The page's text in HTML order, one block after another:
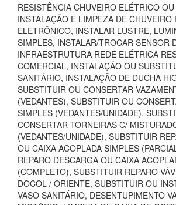
RESISTÊNCIA CHUVEIRO ELÉTRICO
INSTALAÇÃO E LIMPEZA DE CHUVEIRO
ELETRÔNICO, INSTALAR LUSTRE,
SIMPLES, INSTALAR/TROCAR SENSOR
INFRAESTRUTURA REDE ELÉTRICA
COMERCIAL, INSTALAÇÃO OU
SANITÁRIO, INSTALAÇÃO DE DUCHA
SUBSTITUIR OU CONSERTAR
(VEDANTES), SUBSTITUIR OU
SIMPLES (VEDANTES/UNIDADE),
CONSERTAR TORNEIRAS C/
(VEDANTES/UNIDADE), SUBSTITUIR
OU CAIXA ACOPLADA SIMPLES
REPARO DESCARGA OU CAIXA
(COMPLETO), SUBSTITUIR REPARO
DOCOL / ORIENTE, SUBSTITUIR OU
VASO SANITÁRIO, DESENTUPIMENTO